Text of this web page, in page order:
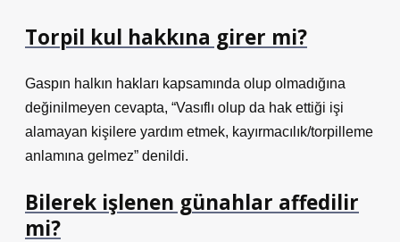
Torpil kul hakkına girer mi?
Gaspın halkın hakları kapsamında olup olmadığına
değinilmeyen cevapta, “Vasıflı olup da hak ettiği işi
alamayan kişilere yardım etmek, kayırmacılık/torpilleme
anlamına gelmez” denildi.
Bilerek işlenen günahlar affedilir
mi?